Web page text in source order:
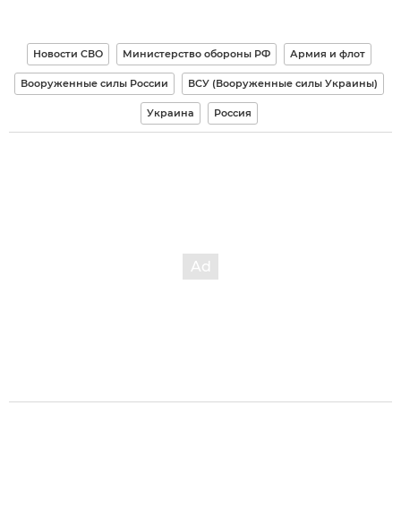
Новости СВО Министерство обороны РФ Армия и флот
Вооруженные силы России ВСУ (Вооруженные силы Украины)
Украина Россия